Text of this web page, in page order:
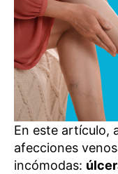
En este artículo,
afecciones
incómodas: